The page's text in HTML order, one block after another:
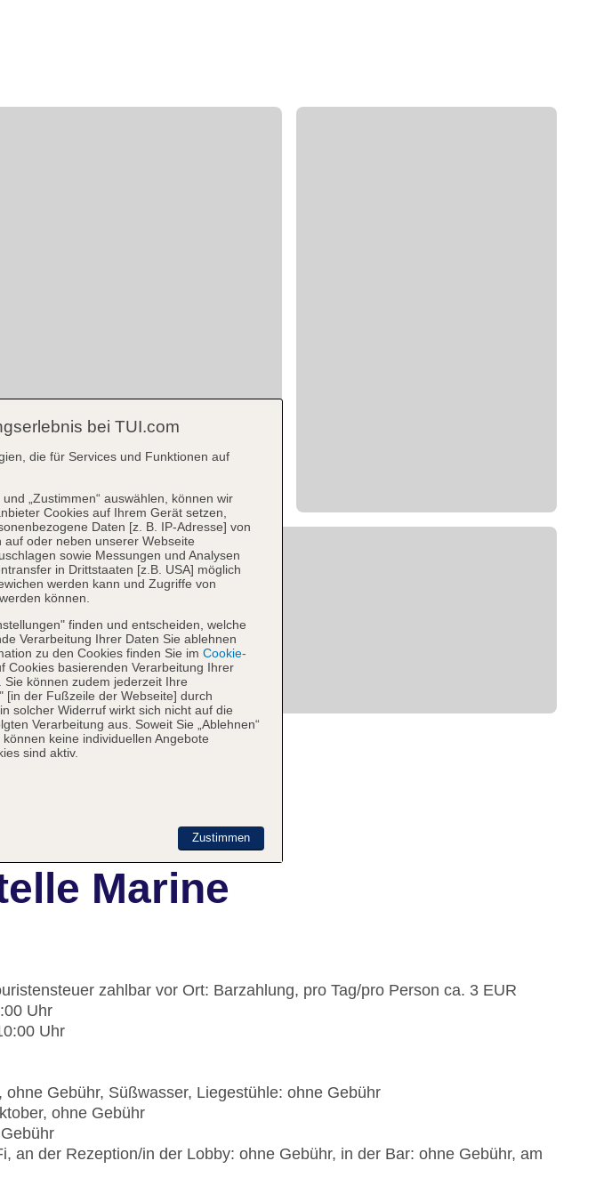
Marine
zahlbar vor Ort: Barzahlung, pro Tag/pro Person ca. 3 EUR
Uhr
Uhr
ohne Gebühr, Süßwasser, Liegestühle: ohne Gebühr
ohne Gebühr
an der Rezeption/in der Lobby: ohne Gebühr, in der Bar: ohne Gebühr, am
bei TUI.com
die für Services und Funktionen auf
„Zustimmen“ auswählen, können wir
Cookies auf Ihrem Gerät setzen,
Daten [z. B. IP-Adresse] von
oder neben unserer Webseite
sowie Messungen und Analysen
in Drittstaaten [z.B. USA] möglich
werden kann und Zugriffe von
können.
finden und entscheiden, welche
Verarbeitung Ihrer Daten Sie ablehnen
zu den Cookies finden Sie im Cookie-
Cookies basierenden Verarbeitung Ihrer
. Sie können zudem jederzeit Ihre
[in der Fußzeile der Webseite] durch
solcher Widerruf wirkt sich nicht auf die
Verarbeitung aus. Soweit Sie „Ablehnen“
keine individuellen Angebote
sind aktiv.
Zustimmen